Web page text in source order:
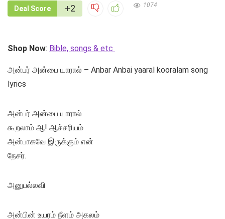
Deal Score +2 1074
Shop Now: Bible, songs & etc
அன்பர் அன்பை யாரால் – Anbar Anbai yaaral kooralam song
lyrics
அன்பர் அன்பை யாரால்
கூறலாம் ஆ! ஆச்சரியம்
அன்பாகவே இருக்கும் என்
நேசர்.
அனுபல்லவி
அன்பின் உயரம் நீளம் அகலம்